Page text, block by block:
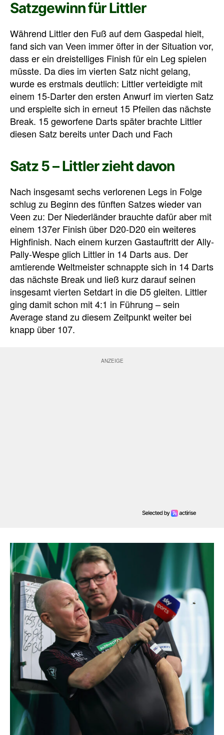
Satzgewinn für Littler
Während Littler den Fuß auf dem Gaspedal hielt,
fand sich van Veen immer öfter in der Situation vor,
dass er ein dreistelliges Finish für ein Leg spielen
müsste. Da dies im vierten Satz nicht gelang,
wurde es erstmals deutlich: Littler verteidigte mit
einem 15-Darter den ersten Anwurf im vierten Satz
und erspielte sich in erneut 15 Pfeilen das nächste
Break. 15 geworfene Darts später brachte Littler
diesen Satz bereits unter Dach und Fach
Satz 5 – Littler zieht davon
Nach insgesamt sechs verlorenen Legs in Folge
schlug zu Beginn des fünften Satzes wieder van
Veen zu: Der Niederländer brauchte dafür aber mit
einem 137er Finish über D20-D20 ein weiteres
Highfinish. Nach einem kurzen Gastauftritt der Ally-
Pally-Wespe glich Littler in 14 Darts aus. Der
amtierende Weltmeister schnappte sich in 14 Darts
das nächste Break und ließ kurz darauf seinen
insgesamt vierten Setdart in die D5 gleiten. Littler
ging damit schon mit 4:1 in Führung – sein
Average stand zu diesem Zeitpunkt weiter bei
knapp über 107.